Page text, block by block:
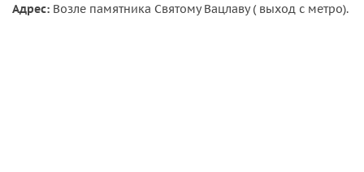
-необычный памятник Фрейду,
Адрес: Возле памятника Святому Вацлаву ( выход с метро).